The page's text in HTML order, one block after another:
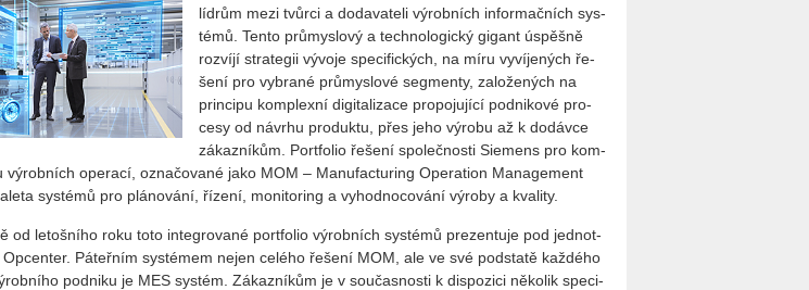
lídrům mezi tvůr­ci a do­da­va­te­li vý­rob­ních in­for­mač­ních sys­
té­mů. Tento prů­mys­lo­vý a tech­no­lo­gic­ký gi­gant úspěš­ně
roz­ví­jí stra­te­gii vý­vo­je spe­ci­fic­kých, na míru vy­ví­je­ných ře­
še­ní pro vy­bra­né prů­mys­lo­vé seg­men­ty, za­lo­že­ných na
prin­ci­pu kom­plex­ní di­gi­ta­li­za­ce pro­po­ju­jí­cí pod­ni­ko­vé pro­
ce­sy od ná­vr­hu pro­duk­tu, přes jeho vý­ro­bu až k do­dáv­ce
zá­kaz­ní­kům. Port­fo­lio ře­še­ní spo­leč­nos­ti Si­e­mens pro kom­
vý­rob­ních ope­ra­cí, ozna­čo­va­né jako MOM – Ma­nu­factu­ring Ope­rati­on Ma­nage­ment
sys­té­mů pro plá­no­vá­ní, ří­ze­ní, mo­ni­to­ring a vy­hod­no­co­vá­ní vý­ro­by a kva­li­ty.
od le­toš­ní­ho roku toto in­te­gro­va­né port­fo­lio vý­rob­ních sys­té­mů pre­zen­tu­je pod jed­not­
Pá­teř­ním sys­té­mem nejen ce­lé­ho ře­še­ní MOM, ale ve své pod­sta­tě kaž­dé­ho
pod­ni­ku je MES sys­tém. Zá­kaz­ní­kům je v sou­čas­nos­ti k dis­po­zi­ci ně­ko­lik spe­ci­